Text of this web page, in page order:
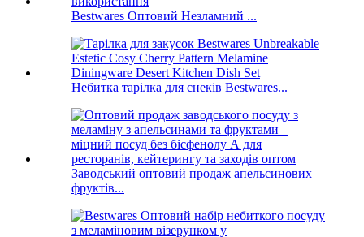
Bestwares Оптовий Незламний ...
Небитка тарілка для снеків Bestwares...
Заводський оптовий продаж апельсинових
фруктів...